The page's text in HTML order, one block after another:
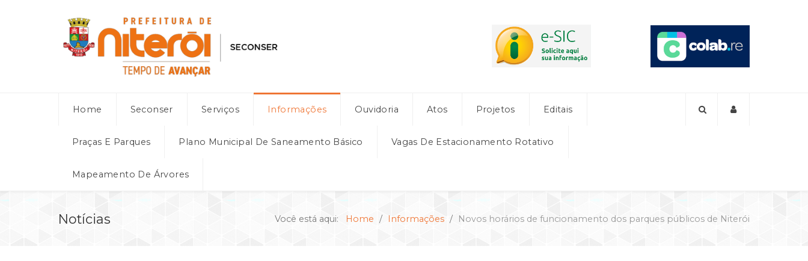
Home Seconser Serviços Informações Ouvidoria Atos Projetos Editais
Praças E Parques Plano Municipal De Saneamento Básico Vagas De Estacionamento Rotativo
Mapeamento De Árvores
Notícias Você está aqui: Home Informações Novos horários de funcionamento dos parques públicos de Niterói